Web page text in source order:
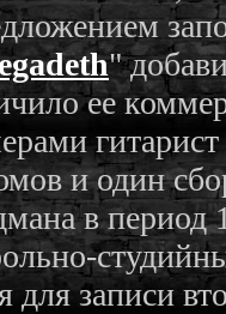
"
ее
и один
в период
для записи